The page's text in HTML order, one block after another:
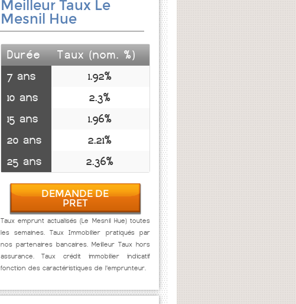
Meilleur Taux Le
Mesnil Hue
Durée
Taux (nom. %)
7 ans
1.92%
10 ans
2.3%
15 ans
1.96%
20 ans
2.21%
25 ans
2.36%
DEMANDE DE
PRET
Taux emprunt actualisés (Le Mesnil Hue) toutes
les semaines. Taux Immobilier pratiqués par
nos partenaires bancaires. Meilleur Taux hors
assurance. Taux crédit immobilier indicatif
fonction des caractéristiques de l'emprunteur.